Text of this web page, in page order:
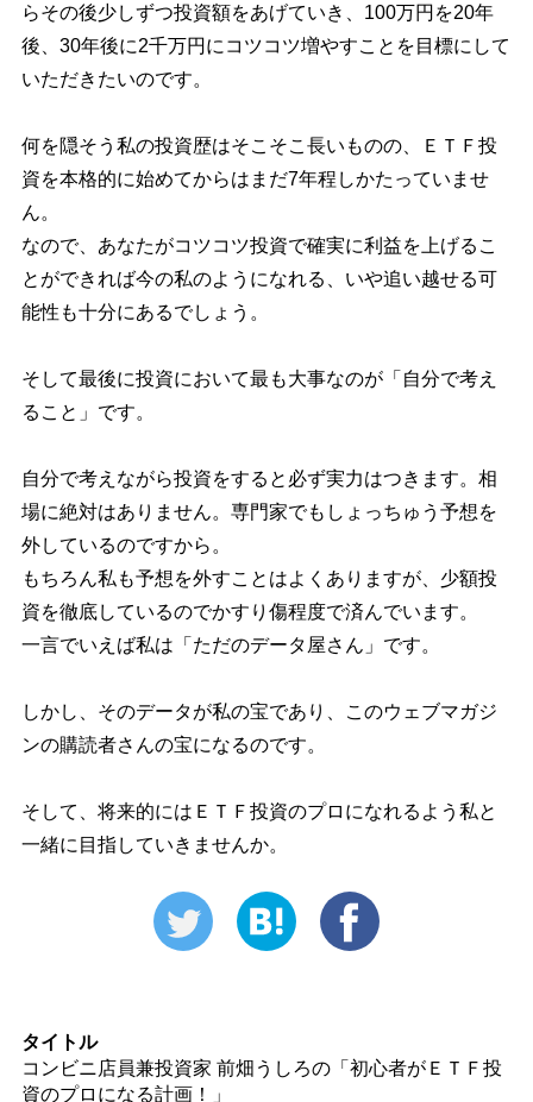
らその後少しずつ投資額をあげていき、100万円を20年
後、30年後に2千万円にコツコツ増やすことを目標にして
いただきたいのです。
何を隠そう私の投資歴はそこそこ長いものの、ＥＴＦ投
資を本格的に始めてからはまだ7年程しかたっていませ
ん。
なので、あなたがコツコツ投資で確実に利益を上げるこ
とができれば今の私のようになれる、いや追い越せる可
能性も十分にあるでしょう。
そして最後に投資において最も大事なのが「自分で考え
ること」です。
自分で考えながら投資をすると必ず実力はつきます。相
場に絶対はありません。専門家でもしょっちゅう予想を
外しているのですから。
もちろん私も予想を外すことはよくありますが、少額投
資を徹底しているのでかすり傷程度で済んでいます。
一言でいえば私は「ただのデータ屋さん」です。
しかし、そのデータが私の宝であり、このウェブマガジ
ンの購読者さんの宝になるのです。
そして、将来的にはＥＴＦ投資のプロになれるよう私と
一緒に目指していきませんか。
タイトル
コンビニ店員兼投資家 前畑うしろの「初心者がＥＴＦ投
資のプロになる計画！」